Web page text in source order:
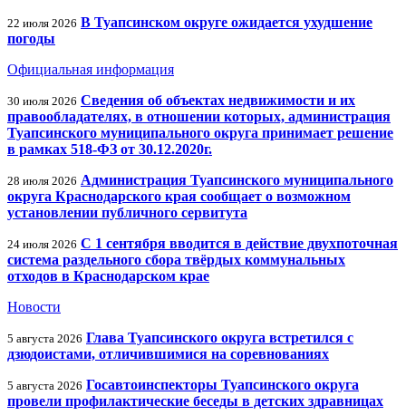
22 июля 2026 В Туапсинском округе ожидается ухудшение
погоды
Официальная информация
30 июля 2026 Сведения об объектах недвижимости и их
правообладателях, в отношении которых, администрация
Туапсинского муниципального округа принимает решение
в рамках 518-ФЗ от 30.12.2020г.
28 июля 2026 Администрация Туапсинского муниципального
округа Краснодарского края сообщает о возможном
установлении публичного сервитута
24 июля 2026 С 1 сентября вводится в действие двухпоточная
система раздельного сбора твёрдых коммунальных
отходов в Краснодарском крае
Новости
5 августа 2026 Глава Туапсинского округа встретился с
дзюдоистами, отличившимися на соревнованиях
5 августа 2026 Госавтоинспекторы Туапсинского округа
провели профилактические беседы в детских здравницах